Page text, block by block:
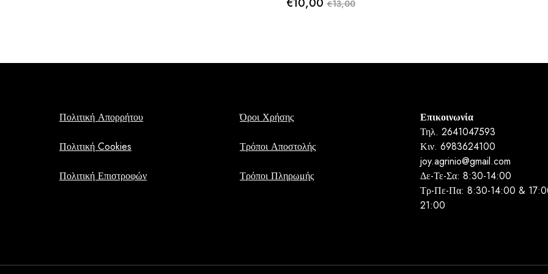
€13,00
Original
€13,00.
Η
είναι:
Πολιτική Απορρήτου
Πολιτική Cookies
Πολιτική Επιστροφών
Όροι Χρήσης
Τρόποι Αποστολής
Τρόποι Πληρωμής
Επικοινωνία
Τηλ. 2641047593
Κιν. 6983624100
joy.agrinio@gmail.com
Δε-Τε-Σα: 8:30-14:00
Τρ-Πε-Πα: 8:30-14:00 &
21:00